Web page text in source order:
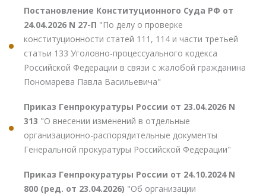
Постановление Конституционного Суда РФ от
24.04.2026 N 27-П "По делу о проверке
конституционности статей 111, 114 и части третьей
статьи 133 Уголовно-процессуального кодекса
Российской Федерации в связи с жалобой гражданина
Пономарева Павла Васильевича"
Приказ Генпрокуратуры России от 23.04.2026 N
313 "О внесении изменений в отдельные
организационно-распорядительные документы
Генеральной прокуратуры Российской Федерации"
Приказ Генпрокуратуры России от 24.10.2024 N
800 (ред. от 23.04.2026) "Об организации